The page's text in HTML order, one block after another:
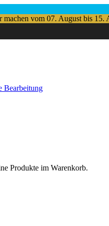
vom 07. August bis 15.
Bearbeitung
Produkte im Warenkorb.